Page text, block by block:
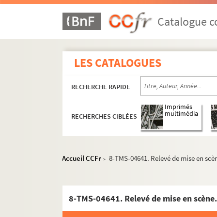
Catalogue
LES CATALOGUES
RECHERCHE RAPIDE
RECHERCHES CIBLÉES
Imprimés
multimédia
Accueil CCFr > 8-TMS-04641. Relevé de mise en
8-TMS-04641. Relevé de mise en
Paul Armont, Marcel Gerbidon. Une petite
Paul de Pitray. Les petites filles modèles :
Anicet Bourgeois, Adrien Decourcelle. Les
Hippolyte Raymond, Jules de Gastyne. Les
Lucien Népoty. Les petits : pièce en 3 actes.
Henri Sébille et Georges Fernoux. Les petits
Eugène Labiche et Delacour. Les petits
Gaston Cronier. Un peu de musique : pièce
Adhémar de Montgon. Philéas Fogg et la
Émile Augier. Philiberte : comédie en 3 actes